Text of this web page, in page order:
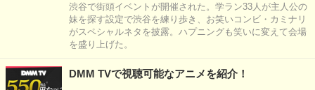
渋谷で街頭イベントが開催された。学ラン33人が主人公の
妹を探す設定で渋谷を練り歩き、お笑いコンビ・カミナリ
がスペシャルネタを披露。ハプニングも笑いに変えて会場
を盛り上げた。
DMM TVで視聴可能なアニメを紹介！